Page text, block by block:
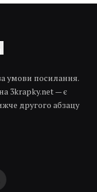
умови посилання.
3krapky.net — є
другого абзацу